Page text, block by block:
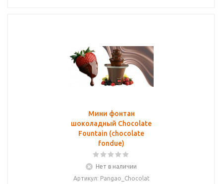
Мини фонтан
шоколадный Chocolate
Fountain (chocolate
fondue)
Нет в наличии
Артикул: Pangao_Chocolat